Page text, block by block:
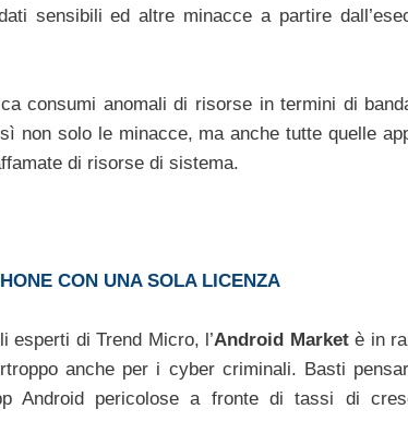
sensibili ed altre minacce a partire
consumi anomali di risorse in termini di
non solo le minacce, ma anche tutte quelle
di risorse di sistema.
CON UNA SOLA LICENZA
esperti di Trend Micro, l’Android Marketè in
anche per i cyber criminali. Basti
Android pericolose a fronte di tassi di